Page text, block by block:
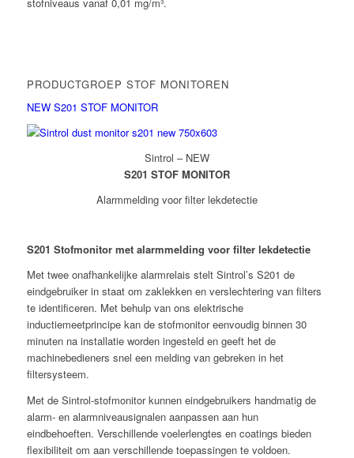
PRODUCTGROEP STOF MONITOREN
NEW S201 STOF MONITOR
Sintrol – NEW
S201 STOF MONITOR
Alarmmelding voor filter lekdetectie
S201 Stofmonitor met alarmmelding voor filter lekdetectie
Met twee onafhankelijke alarmrelais stelt Sintrol’s S201 de
eindgebruiker in staat om zaklekken en verslechtering van filters
te identificeren. Met behulp van ons elektrische
inductiemeetprincipe kan de stofmonitor eenvoudig binnen 30
minuten na installatie worden ingesteld en geeft het de
machinebedieners snel een melding van gebreken in het
filtersysteem.
Met de Sintrol-stofmonitor kunnen eindgebruikers handmatig de
alarm- en alarmniveausignalen aanpassen aan hun
eindbehoeften. Verschillende voelerlengtes en coatings bieden
flexibiliteit om aan verschillende toepassingen te voldoen.